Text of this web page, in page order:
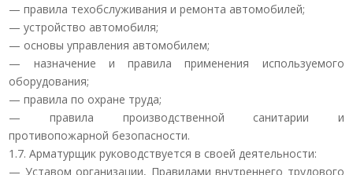
— правила техобслуживания и ремонта автомобилей;
— устройство автомобиля;
— основы управления автомобилем;
— назначение и правила применения используемого
оборудования;
— правила по охране труда;
— правила производственной санитарии и
противопожарной безопасности.
1.7. Арматурщик руководствуется в своей деятельности:
— Уставом организации, Правилами внутреннего трудового